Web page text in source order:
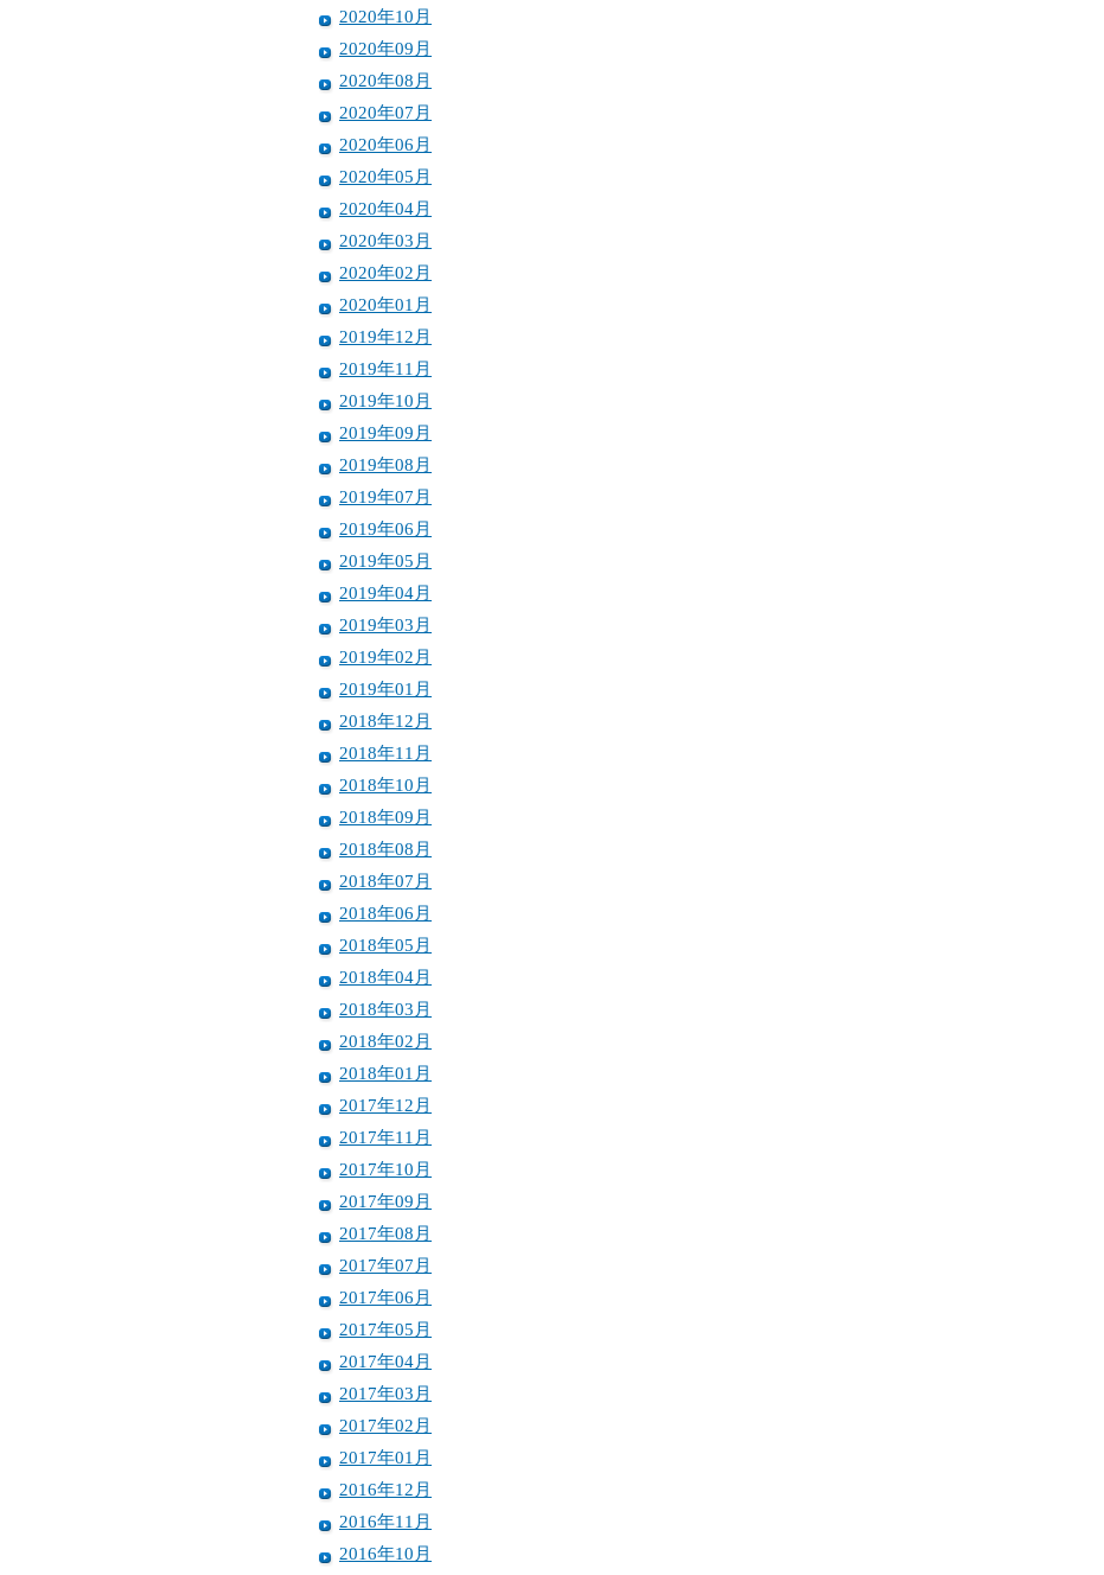
2020年10月
2020年09月
2020年08月
2020年07月
2020年06月
2020年05月
2020年04月
2020年03月
2020年02月
2020年01月
2019年12月
2019年11月
2019年10月
2019年09月
2019年08月
2019年07月
2019年06月
2019年05月
2019年04月
2019年03月
2019年02月
2019年01月
2018年12月
2018年11月
2018年10月
2018年09月
2018年08月
2018年07月
2018年06月
2018年05月
2018年04月
2018年03月
2018年02月
2018年01月
2017年12月
2017年11月
2017年10月
2017年09月
2017年08月
2017年07月
2017年06月
2017年05月
2017年04月
2017年03月
2017年02月
2017年01月
2016年12月
2016年11月
2016年10月